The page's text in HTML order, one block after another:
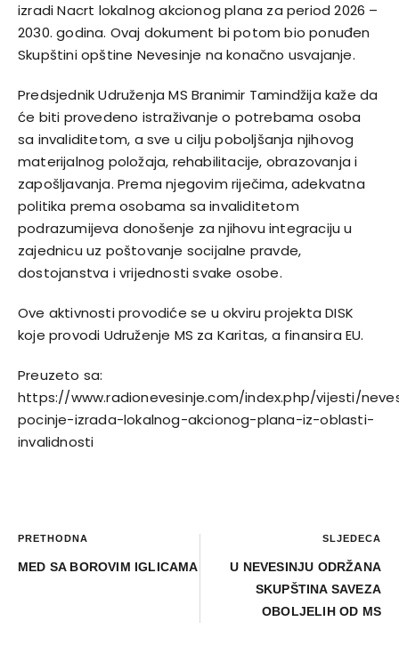
izradi Nacrt lokalnog akcionog plana za period 2026 –
2030. godina. Ovaj dokument bi potom bio ponuđen
Skupštini opštine Nevesinje na konačno usvajanje.
Predsjednik Udruženja MS Branimir Tamindžija kaže da
će biti provedeno istraživanje o potrebama osoba
sa invaliditetom, a sve u cilju poboljšanja njihovog
materijalnog položaja, rehabilitacije, obrazovanja i
zapošljavanja. Prema njegovim riječima, adekvatna
politika prema osobama sa invaliditetom
podrazumijeva donošenje za njihovu integraciju u
zajednicu uz poštovanje socijalne pravde,
dostojanstva i vrijednosti svake osobe.
Ove aktivnosti provodiće se u okviru projekta DISK
koje provodi Udruženje MS za Karitas, a finansira EU.
Preuzeto sa:
https://www.radionevesinje.com/index.php/vijesti/
pocinje-izrada-lokalnog-akcionog-plana-iz-oblasti-
invalidnosti
PRETHODNA
MED SA BOROVIM IGLICAMA
SLJEDEĆA
U NEVESINJU ODRŽANA
SKUPŠTINA SAVEZA
OBOLJELIH OD MS